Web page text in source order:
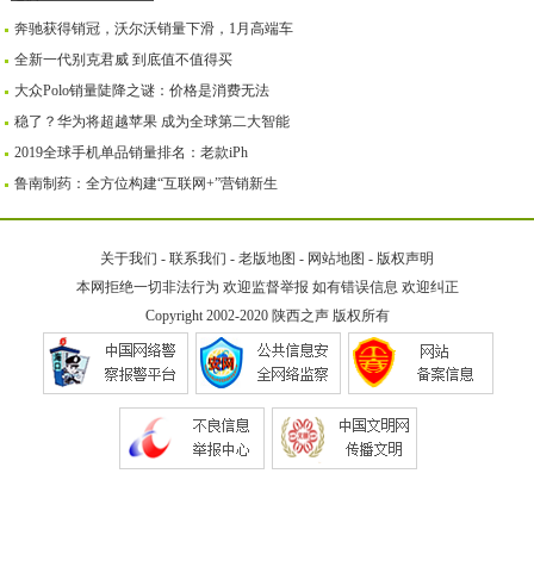
奔驰获得销冠，沃尔沃销量下滑，1月高端车
全新一代别克君威 到底值不值得买
大众Polo销量陡降之谜：价格是消费无法
稳了？华为将超越苹果 成为全球第二大智能
2019全球手机单品销量排名：老款iPh
鲁南制药：全方位构建“互联网+”营销新生
关于我们 - 联系我们 - 老版地图 - 网站地图 - 版权声明
本网拒绝一切非法行为 欢迎监督举报 如有错误信息 欢迎纠正
Copyright 2002-2020 陕西之声版权所有